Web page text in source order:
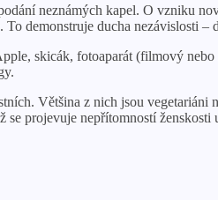
neznámých kapel. O vzniku
demonstruje ducha nezávislosti
skicák, fotoaparát (filmový
Většina z nich jsou
projevuje nepřítomností